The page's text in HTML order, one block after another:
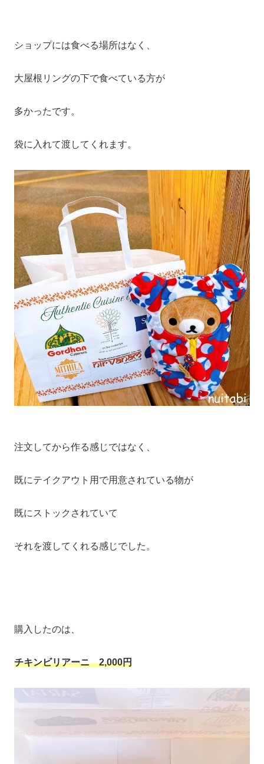
ショップには食べる場所はなく、
大屋根リングの下で食べている方が
多かったです。
袋に入れて渡してくれます。
注文してから作る感じではなく、
既にテイクアウト用で用意されている物が
既にストックされていて
それを渡してくれる感じでした。
購入したのは、
チキンビリアーニ 2,000円